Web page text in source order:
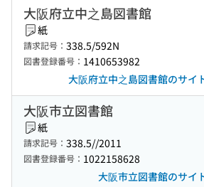
大阪府立中之島図書館
紙
請求記号： 338.5/592N
図書登録番号： 1410653982
大阪府立中之島図書館のサイ
大阪市立図書館
紙
請求記号： 338.5//2011
図書登録番号： 1022158628
大阪市立図書館のサイ